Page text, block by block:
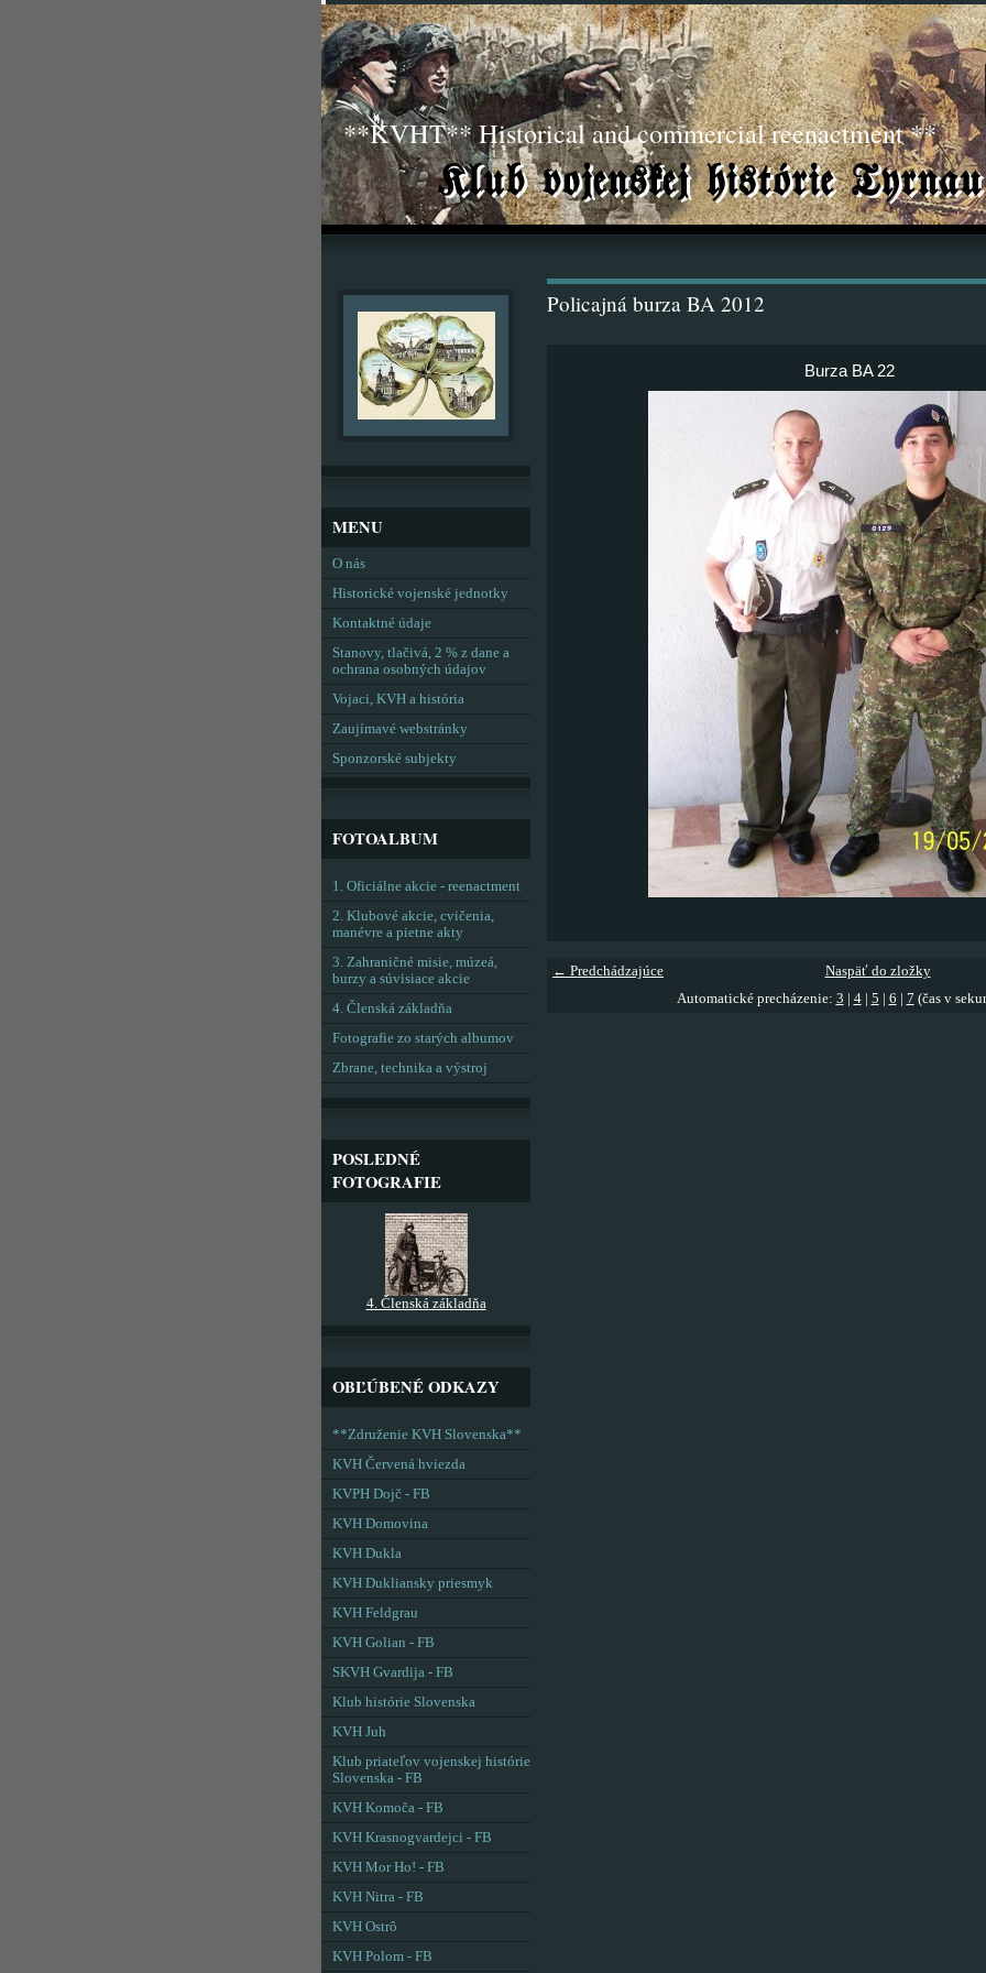
**KVHT** Historical and commercial reenactment **
Policajná burza BA 2012
Burza BA 22
← Predchádzajúce
Naspäť do zložky
Automatické precházenie: 3 4| 5 6 7 (čas v
MENU
O nás
Historické vojenské jednotky
Kontaktné údaje
Stanovy, tlačivá, 2 % z dane a
ochrana osobných údajov
Vojaci, KVH a história
Zaujímavé webstránky
Sponzorské subjekty
FOTOALBUM
1. Oficiálne akcie - reenactment
2. Klubové akcie, cvičenia,
manévre a pietne akty
3. Zahraničné misie, múzeá,
burzy a súvisiace akcie
4. Členská základňa
Fotografie zo starých albumov
Zbrane, technika a výstroj
POSLEDNÉ
FOTOGRAFIE
4. Členská základňa
OBĽÚBENÉ ODKAZY
**Združenie KVH Slovenska**
KVH Červená hviezda
KVPH Dojč - FB
KVH Domovina
KVH Dukla
KVH Dukliansky priesmyk
KVH Feldgrau
KVH Golian - FB
SKVH Gvardija - FB
Klub histórie Slovenska
KVH Juh
Klub priateľov vojenskej histórie
Slovenska - FB
KVH Komoča - FB
KVH Krasnogvardejci - FB
KVH Mor Ho! - FB
KVH Nitra - FB
KVH Ostrô
KVH Polom - FB